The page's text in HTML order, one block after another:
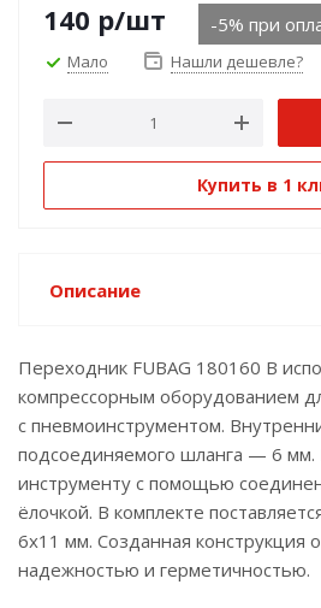
140 р/шт -5% при
Мало Нашли дешевле?
Купить в 1
Описание
Переходник FUBAG 180160 B
компрессорным оборудованием
с пневмоинструментом.
подсоединяемого шланга — 6 мм.
инструменту с помощью
ёлочкой. В комплекте
6х11 мм. Созданная конструкция
надежностью и герметичностью.